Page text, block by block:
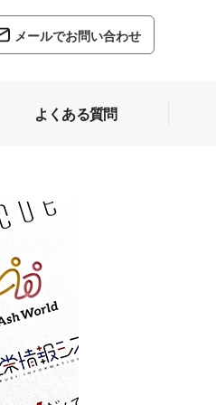
メールでお問い合わせ
よくある質問